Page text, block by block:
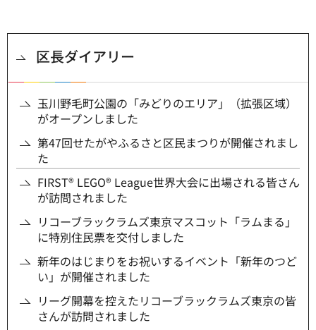
区長ダイアリー
玉川野毛町公園の「みどりのエリア」（拡張区域）
がオープンしました
第47回せたがやふるさと区民まつりが開催されまし
た
FIRST® LEGO® League世界大会に出場される皆さん
が訪問されました
リコーブラックラムズ東京マスコット「ラムまる」
に特別住民票を交付しました
新年のはじまりをお祝いするイベント「新年のつど
い」が開催されました
リーグ開幕を控えたリコーブラックラムズ東京の皆
さんが訪問されました